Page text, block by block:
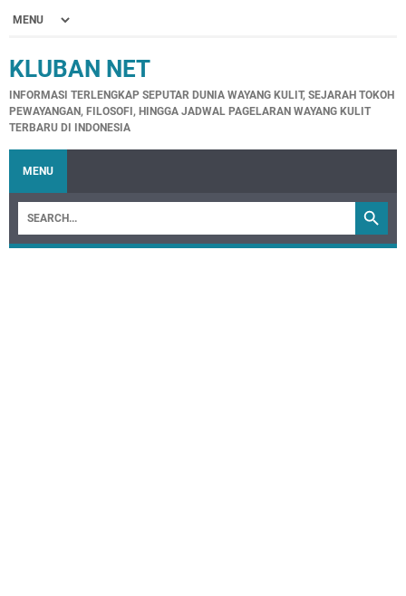
KLUBAN NET
INFORMASI TERLENGKAP SEPUTAR DUNIA WAYANG KULIT, SEJARAH TOKOH
PEWAYANGAN, FILOSOFI, HINGGA JADWAL PAGELARAN WAYANG KULIT
TERBARU DI INDONESIA
MENU